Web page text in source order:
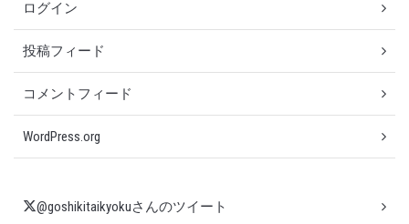
ログイン
投稿フィード
コメントフィード
WordPress.org
@goshikitaikyokuさんのツイート